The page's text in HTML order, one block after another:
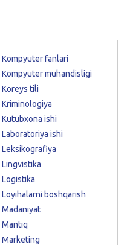
Kompyuter fanlari
Kompyuter muhandisligi
Koreys tili
Kriminologiya
Kutubxona ishi
Laboratoriya ishi
Leksikografiya
Lingvistika
Logistika
Loyihalarni boshqarish
Madaniyat
Mantiq
Marketing